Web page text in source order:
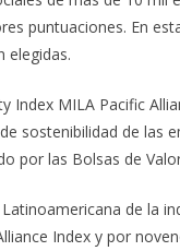
puntuaciones. En
elegidas.
Index MILA Pacific
sostenibilidad de las
por las Bolsas de
de la
Index y por